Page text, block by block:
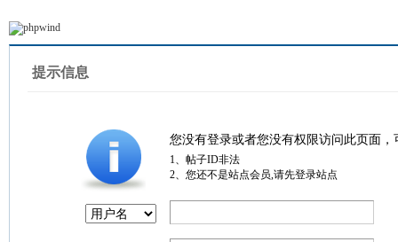
提示信息
您没有登录或者您没有权限访问此页面
1、帖子ID非法
2、您还不是站点会员,请先登录站点